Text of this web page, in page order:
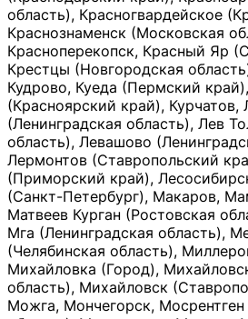
область), Красногвардейское
Краснознаменск (Московская
Красноперекопск, Красный Яр
Крестцы (Новгородская
Кудрово, Куеда (Пермский
(Красноярский край), Курчатов,
(Ленинградская область), Лев
область), Левашово
Лермонтов (Ставропольский
(Приморский край),
(Санкт-Петербург), Макаров,
Матвеев Курган (Ростовская
Мга (Ленинградская область),
(Челябинская область),
Михайловка (Город),
область), Михайловск
Можга, Мончегорск,